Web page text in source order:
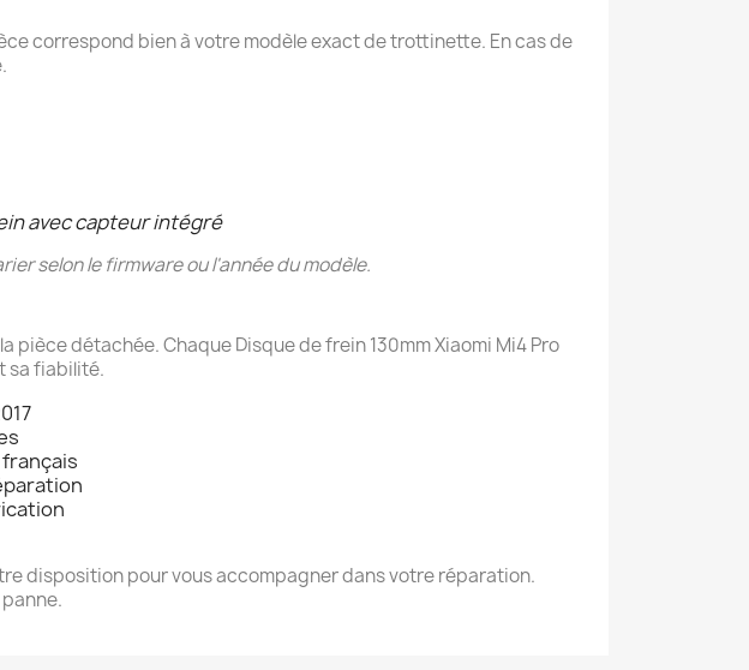
correspond bien à votre modèle exact de trottinette. En cas de
avec capteur intégré
selon le firmware ou l'année du modèle.
détachée. Chaque Disque de frein 130mm Xiaomi Mi4 Pro
sa fiabilité.
disposition pour vous accompagner dans votre réparation.